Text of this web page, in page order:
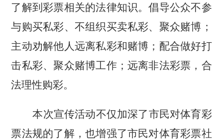
了解到彩票相关的法律知识。倡导公众不参
与购买私彩、不组织买卖私彩、聚众赌博；
主动劝解他人远离私彩和赌博；配合做好打
击私彩、聚众赌博工作；远离非法彩票，合
法理性购彩。
本次宣传活动不仅加深了市民对体育彩
票法规的了解，也增强了市民对体育彩票社